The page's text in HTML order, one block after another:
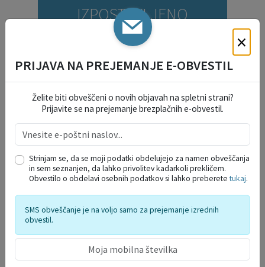
IZPOSTAVLJENO
JAVNI RAZPISI IN JAVNI POZIVI ZA ...
VLOGE IN OBRAZCI
OKOLJE IN PROSTOR
DRUŽBENE DEJAVNOSTI
×
PRIJAVA NA PREJEMANJE E-OBVESTIL
Želite biti obveščeni o novih objavah na spletni strani?
Prijavite se na prejemanje brezplačnih e-obvestil.
Strinjam se, da se moji podatki obdelujejo za namen obveščanja
in sem seznanjen, da lahko privolitev kadarkoli prekličem.
Obvestilo o obdelavi osebnih podatkov si lahko preberetetukaj.
SMS obveščanje je na voljo samo za prejemanje izrednih
obvestil.